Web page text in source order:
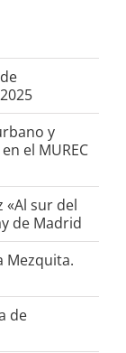
y
el MUREC
«Al sur del
de Madrid
Mezquita.
de